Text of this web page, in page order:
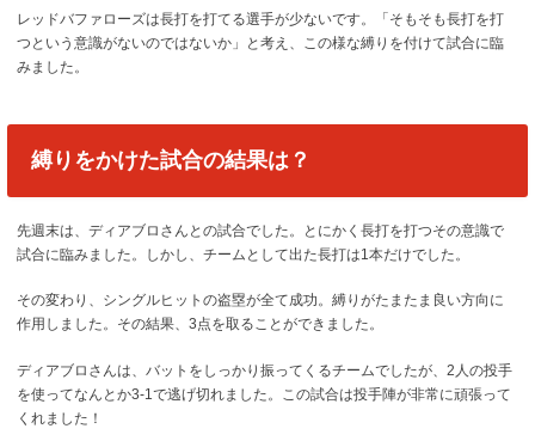
レッドバファローズは長打を打てる選手が少ないです。
「そもそも長打を打
つという意識がないのではないか」
と考え、この様な縛りを付けて試合に臨
みました。
縛りをかけた試合の結果は？
先週末は、ディアブロさんとの試合でした。とにかく長打を打つその意識で
試合に臨みました。しかし、チームとして出た長打は1本だけでした。
その変わり、シングルヒットの盗塁が全て成功。縛りがたまたま良い方向に
作用しました。その結果、3点を取ることができました。
ディアブロさんは、バットをしっかり振ってくるチームでしたが、2人の投手
を使ってなんとか3-1で逃げ切れました。この試合は投手陣が非常に頑張って
くれました！